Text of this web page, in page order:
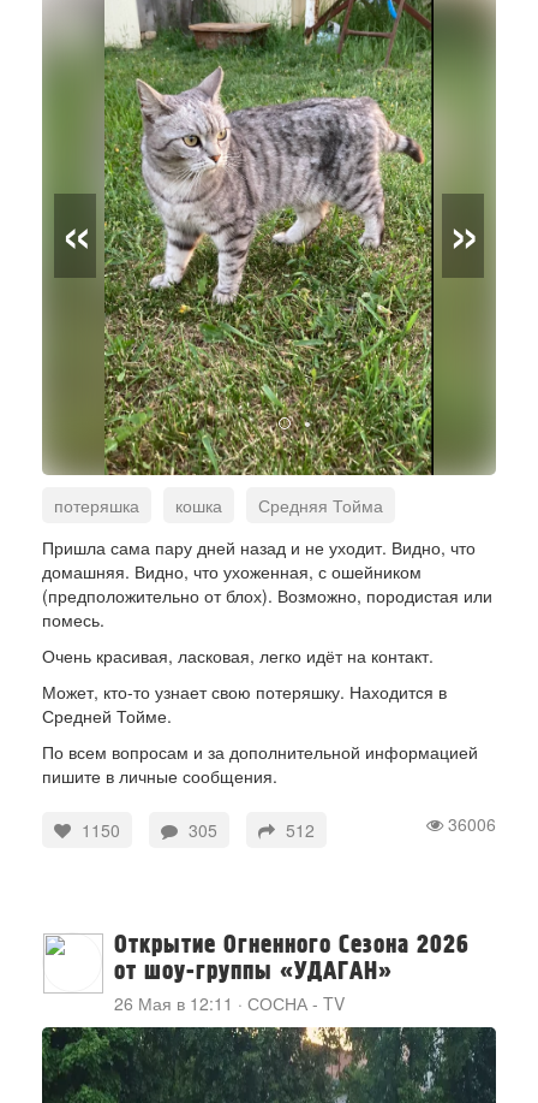
« »
потеряшка кошка
Средняя Тойма
Пришла сама пару дней назад и не уходит. Видно, что
домашняя. Видно, что ухоженная, с ошейником
(предположительно от блох). Возможно, породистая или
помесь.
Очень красивая, ласковая, легко идёт на контакт.
Может, кто-то узнает свою потеряшку. Находится в
Средней Тойме.
По всем вопросам и за дополнительной информацией
пишите в личные сообщения.
36006
1150 305 512
Открытие Огненного Сезона 2026
от шоу-группы «УДАГАН»
26 Мая в 12:11 · СОСНА - TV